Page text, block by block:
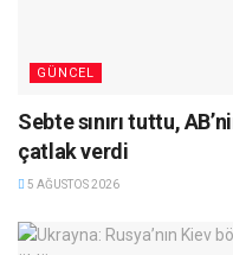
GÜNCEL
Sebte sınırı tuttu,
çatlak verdi
5 AĞUSTOS 2026